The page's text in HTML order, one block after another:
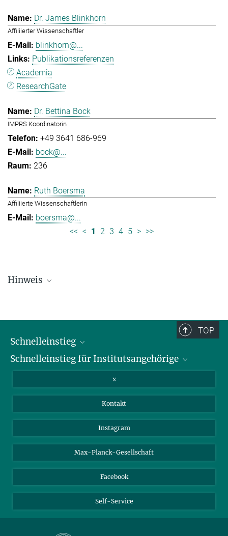
Dr. James Blinkhorn
Affiliierter Wissenschaftler
blinkhorn@...
Publikationsreferenzen
Academia
ResearchGate
Dr. Bettina Bock
IMPRS Koordinatorin
+49 3641 686-969
bock@...
236
Ruth Boersma
Affiliierte Wissenschaftlerin
boersma@...
<< < 1 2 3 4 5 > >>
Hinweis
TOP
Schnelleinstieg
Bibliothek
Schnelleinstieg für Institutsangehörige
Webmail
Nextcloud
x
Kontakt
Instagram
Max-Planck-Gesellschaft
Facebook
Self-Service